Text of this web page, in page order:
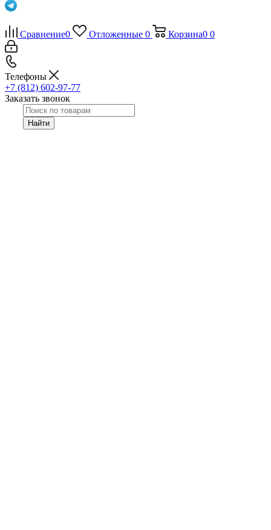
Сравнение0 Отложенные 0 Корзина0 0
Телефоны
+7 (812) 602-97-77
Заказать звонок
Найти